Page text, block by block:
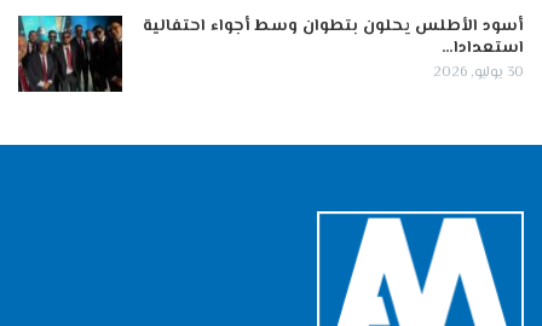
أسود الأطلس يحلون بتطوان وسط أجواء احتفالية
استعدادا…
30 يوليو, 2026